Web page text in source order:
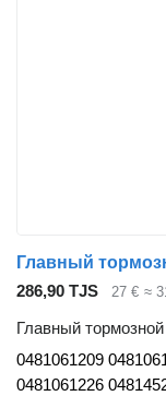
286,90 TJS 27 € ≈
Главный
0481061209
0481061226